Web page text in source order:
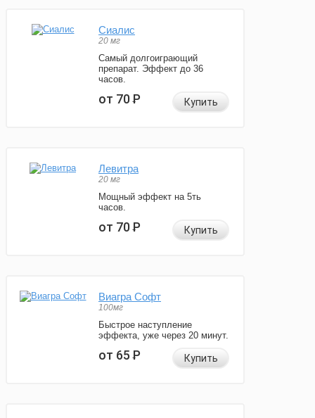
Сиалис
20 мг
Самый долгоиграющий
препарат. Эффект до 36
часов.
от 70Р Купить
Левитра
20 мг
Мощный эффект на 5ть
часов.
от 70Р Купить
Виагра Софт
100мг
Быстрое наступление
эффекта, уже через 20 минут.
от 65Р Купить